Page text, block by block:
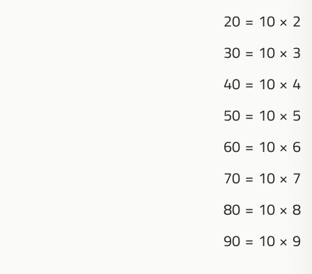
2 × 10 = 20
3 × 10 = 30
4 × 10 = 40
5 × 10 = 50
6 × 10 = 60
7 × 10 = 70
8 × 10 = 80
9 × 10 = 90